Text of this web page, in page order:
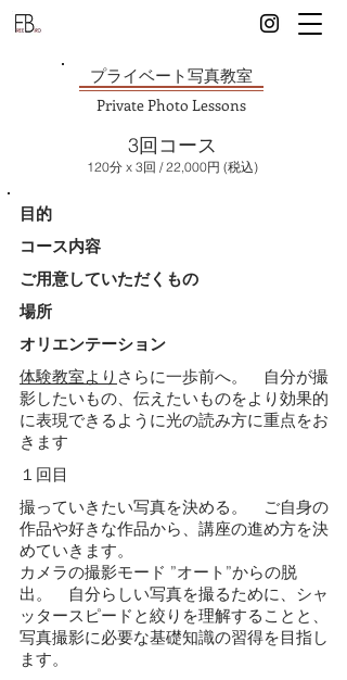
プライベート写真教室
Private Photo Lessons
3回コース
120分 x 3回 / 22,000円 (税込)
​目的
コース内容
ご用意していただくもの​
場所
オリエンテーション
体験教室より さらに一歩前へ。 自分が撮
影したいもの、伝えたいものをより効果的
に表現できるように光の読み方に重点をお
きます
１回目​
撮っていきたい写真を決める。 ご自身の
作品や好きな作品から、講座の進め方を決
めていきます。
カメラの撮影モード ”オート”からの脱
出。 自分らしい写真を撮るために、シャ
ッタースピードと絞りを理解することと、
写真撮影に必要な基礎知識の習得を目指し
ます。